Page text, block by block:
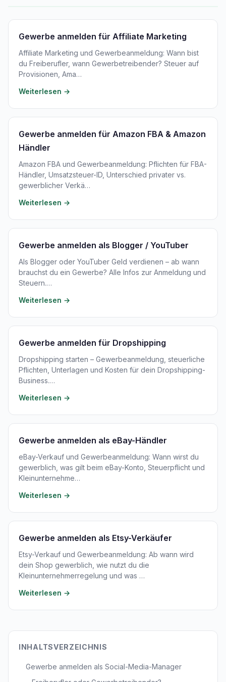
Gewerbe anmelden für Affiliate Marketing
Affiliate Marketing und Gewerbeanmeldung: Wann bist
du Freiberufler, wann Gewerbetreibender? Steuer auf
Provisionen, Ama…
Weiterlesen →
Gewerbe anmelden für Amazon FBA & Amazon
Händler
Amazon FBA und Gewerbeanmeldung: Pflichten für FBA-
Händler, Umsatzsteuer-ID, Unterschied privater vs.
gewerblicher Verkä…
Weiterlesen →
Gewerbe anmelden als Blogger / YouTuber
Als Blogger oder YouTuber Geld verdienen – ab wann
brauchst du ein Gewerbe? Alle Infos zur Anmeldung und
Steuern.…
Weiterlesen →
Gewerbe anmelden für Dropshipping
Dropshipping starten – Gewerbeanmeldung, steuerliche
Pflichten, Unterlagen und Kosten für dein Dropshipping-
Business.…
Weiterlesen →
Gewerbe anmelden als eBay-Händler
eBay-Verkauf und Gewerbeanmeldung: Wann wirst du
gewerblich, was gilt beim eBay-Konto, Steuerpflicht und
Kleinunternehme…
Weiterlesen →
Gewerbe anmelden als Etsy-Verkäufer
Etsy-Verkauf und Gewerbeanmeldung: Ab wann wird
dein Shop gewerblich, wie nutzt du die
Kleinunternehmerregelung und was …
Weiterlesen →
INHALTSVERZEICHNIS
Gewerbe anmelden als Social-Media-Manager